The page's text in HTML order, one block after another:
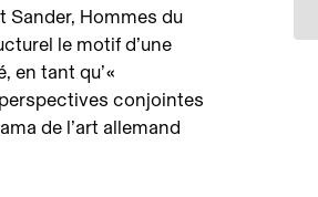
Sander, Hommes du
le motif d’une
en tant qu’«
conjointes
de l’art allemand